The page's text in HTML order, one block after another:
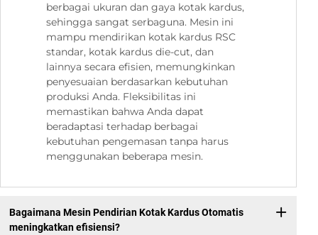
berbagai ukuran dan gaya kotak kardus,
sehingga sangat serbaguna. Mesin ini
mampu mendirikan kotak kardus RSC
standar, kotak kardus die-cut, dan
lainnya secara efisien, memungkinkan
penyesuaian berdasarkan kebutuhan
produksi Anda. Fleksibilitas ini
memastikan bahwa Anda dapat
beradaptasi terhadap berbagai
kebutuhan pengemasan tanpa harus
menggunakan beberapa mesin.
Bagaimana Mesin Pendirian Kotak Kardus Otomatis
meningkatkan efisiensi?